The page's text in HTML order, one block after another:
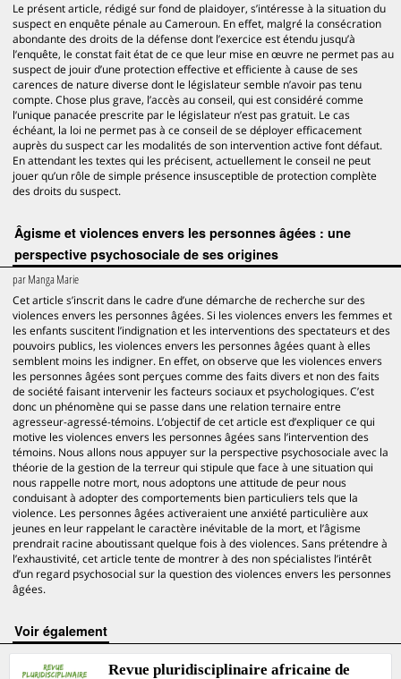
Le présent article, rédigé sur fond de plaidoyer, s’intéresse à la situation du
suspect en enquête pénale au Cameroun. En effet, malgré la consécration
abondante des droits de la défense dont l’exercice est étendu jusqu’à
l’enquête, le constat fait état de ce que leur mise en œuvre ne permet pas au
suspect de jouir d’une protection effective et efficiente à cause de ses
carences de nature diverse dont le législateur semble n’avoir pas tenu
compte. Chose plus grave, l’accès au conseil, qui est considéré comme
l’unique panacée prescrite par le législateur n’est pas gratuit. Le cas
échéant, la loi ne permet pas à ce conseil de se déployer efficacement
auprès du suspect car les modalités de son intervention active font défaut.
En attendant les textes qui les précisent, actuellement le conseil ne peut
jouer qu’un rôle de simple présence insusceptible de protection complète
des droits du suspect.
Âgisme et violences envers les personnes âgées : une
perspective psychosociale de ses origines
parManga Marie
Cet article s’inscrit dans le cadre d’une démarche de recherche sur des
violences envers les personnes âgées. Si les violences envers les femmes et
les enfants suscitent l’indignation et les interventions des spectateurs et des
pouvoirs publics, les violences envers les personnes âgées quant à elles
semblent moins les indigner. En effet, on observe que les violences envers
les personnes âgées sont perçues comme des faits divers et non des faits
de société faisant intervenir les facteurs sociaux et psychologiques. C’est
donc un phénomène qui se passe dans une relation ternaire entre
agresseur-agressé-témoins. L’objectif de cet article est d’expliquer ce qui
motive les violences envers les personnes âgées sans l’intervention des
témoins. Nous allons nous appuyer sur la perspective psychosociale avec la
théorie de la gestion de la terreur qui stipule que face à une situation qui
nous rappelle notre mort, nous adoptons une attitude de peur nous
conduisant à adopter des comportements bien particuliers tels que la
violence. Les personnes âgées activeraient une anxiété particulière aux
jeunes en leur rappelant le caractère inévitable de la mort, et l’âgisme
prendrait racine aboutissant quelque fois à des violences. Sans prétendre à
l’exhaustivité, cet article tente de montrer à des non spécialistes l’intérêt
d’un regard psychosocial sur la question des violences envers les personnes
âgées.
voir également
Revue pluridisciplinaire africaine de